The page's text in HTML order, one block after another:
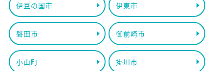
伊豆の国市 伊東市
磐田市 御前崎市
小山町 掛川市